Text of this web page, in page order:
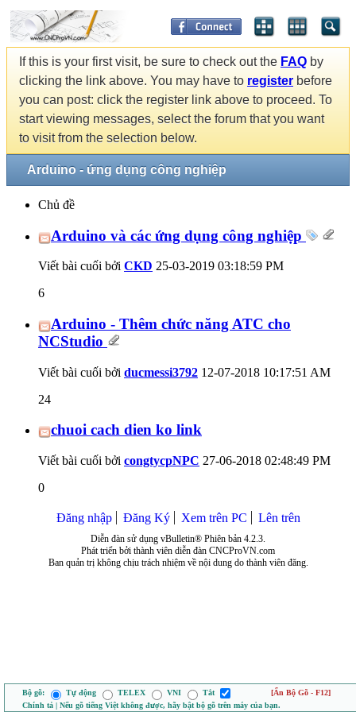
If this is your first visit, be sure to check out the FAQ by
clicking the link above. You may have to register before
you can post: click the register link above to proceed. To
start viewing messages, select the forum that you want
to visit from the selection below.
Arduino - ứng dụng công nghiệp
Chủ đề
Arduino và các ứng dụng công nghiệp
Viết bài cuối bởi CKD 25-03-2019 03:18:59 PM
6
Arduino - Thêm chức năng ATC cho
NCStudio
Viết bài cuối bởi ducmessi3792 12-07-2018 10:17:51 AM
24
chuoi cach dien ko link
Viết bài cuối bởi congtycpNPC 27-06-2018 02:48:49 PM
0
Đăng nhập Đăng Ký Xem trên PC Lên trên
Diễn đàn sử dụng vBulletin® Phiên bản 4.2.3.
Phát triển bởi thành viên diễn đàn CNCProVN.com
Ban quản trị không chịu trách nhiệm về nội dung do thành viên đăng.
Bộ gõ: Tự động TELEX VNI Tắt
[Ẩn Bộ Gõ - F12]
Chính tả | Nếu gõ tiếng Việt không được, hãy bật bộ gõ trên máy của bạn.